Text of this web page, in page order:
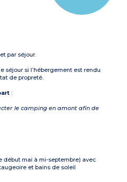
par séjour.
séjour si l’hébergement est rendu
de propreté.
:
le camping en amont afin de
début mai à mi-septembre) avec
et bains de soleil